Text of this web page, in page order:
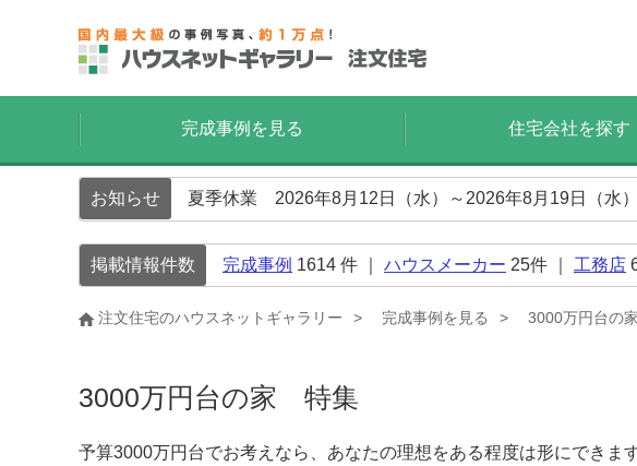
完成事例を見る 住宅会社を探す
お知らせ 夏季休業 2026年8月12日（水）～2026年8月19日（水
掲載情報件数 完成事例 1614 件 ｜ ハウスメーカー 25件 ｜ 工務店
注文住宅のハウスネットギャラリー 完成事例を見る 3000万円台の家
3000万円台の家 特集
予算3000万円台でお考えなら、あなたの理想をある程度は形にでき